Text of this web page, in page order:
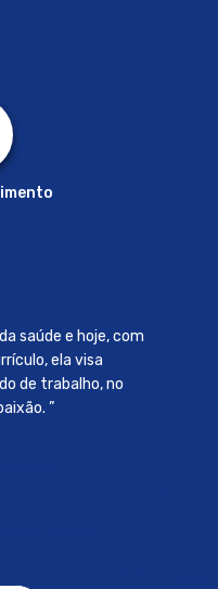
saúde e hoje, com
ela visa
de trabalho, no
”